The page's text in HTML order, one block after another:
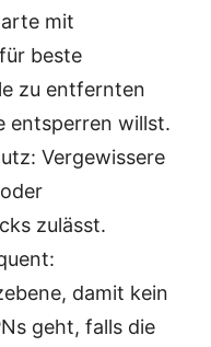
mit
beste
zu entfernten
entsperren willst.
Vergewissere
zulässt.
damit kein
geht, falls die